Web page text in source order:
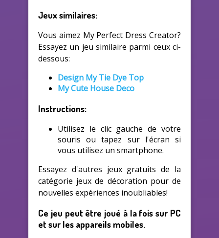
Jeux similaires:
Vous aimez My Perfect Dress Creator?
Essayez un jeu similaire parmi ceux ci-
dessous:
Design My Tie Dye Top
My Cute House Deco
Instructions:
Utilisez le clic gauche de votre
souris ou tapez sur l'écran si
vous utilisez un smartphone.
Essayez d'autres jeux gratuits de la
catégorie jeux de décoration pour de
nouvelles expériences inoubliables!
Ce jeu peut être joué à la fois sur PC
et sur les appareils mobiles.